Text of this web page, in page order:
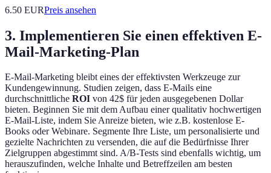
6.50 EURPreis ansehen
3. Implementieren Sie einen effektiven E-
Mail-Marketing-Plan
E-Mail-Marketing bleibt eines der effektivsten Werkzeuge zur
Kundengewinnung. Studien zeigen, dass E-Mails eine
durchschnittliche ROI von 42$ für jeden ausgegebenen Dollar
bieten. Beginnen Sie mit dem Aufbau einer qualitativ hochwertigen
E-Mail-Liste, indem Sie Anreize bieten, wie z.B. kostenlose E-
Books oder Webinare. Segmente Ihre Liste, um personalisierte und
gezielte Nachrichten zu versenden, die auf die Bedürfnisse Ihrer
Zielgruppen abgestimmt sind. A/B-Tests sind ebenfalls wichtig, um
herauszufinden, welche Inhalte und Betreffzeilen am besten